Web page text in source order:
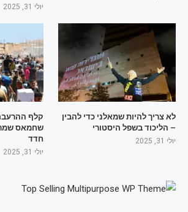
יולי 31, 2025
לא צריך להיות שמאלני כדי להבין
– הליכוד בשפל היסטורי
יולי 31, 2025
קלף
שחמאס שמר
חדד
יולי 31, 2025